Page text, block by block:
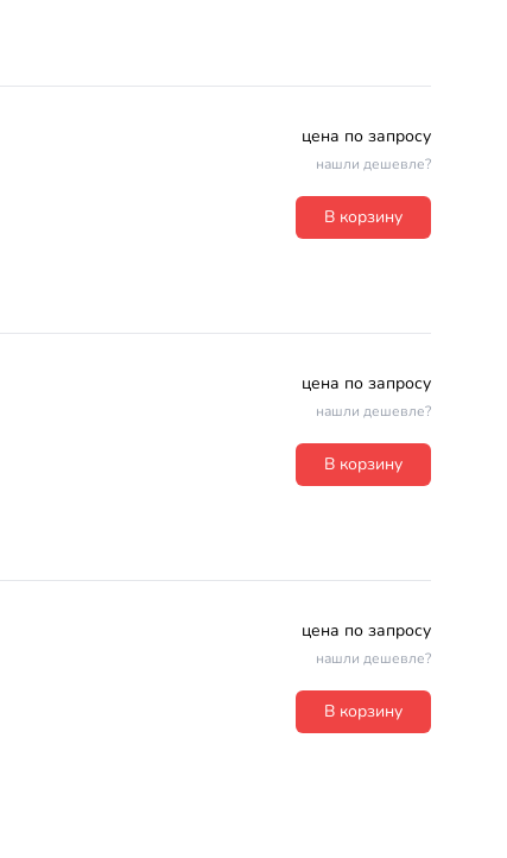
цена по запросу
нашли дешевле?
В корзину
цена по запросу
нашли дешевле?
В корзину
цена по запросу
нашли дешевле?
В корзину